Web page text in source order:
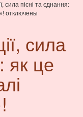
сила пісні та єднання:
отключены
сила
як це